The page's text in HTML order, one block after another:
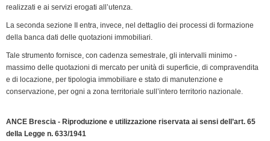
realizzati e ai servizi erogati all’utenza.
La seconda sezione II entra, invece, nel dettaglio dei processi di formazione
della banca dati delle quotazioni immobiliari.
Tale strumento fornisce, con cadenza semestrale, gli intervalli minimo -
massimo delle quotazioni di mercato per unità di superficie, di compravendita
e di locazione, per tipologia immobiliare e stato di manutenzione e
conservazione, per ogni a zona territoriale sull’intero territorio nazionale.
ANCE Brescia - Riproduzione e utilizzazione riservata ai sensi dell’art. 65
della Legge n. 633/1941